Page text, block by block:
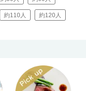
約110人 約120人